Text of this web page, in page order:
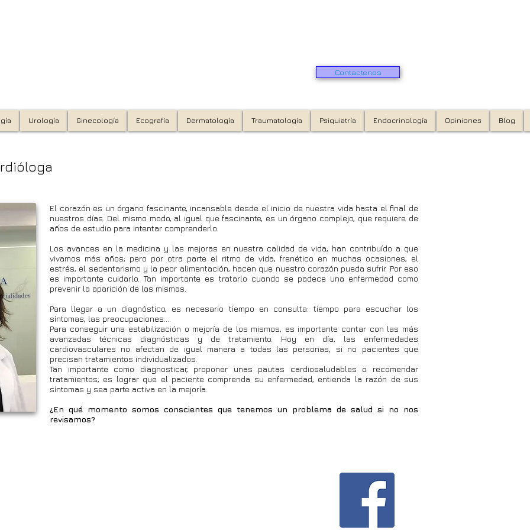
Contactenos
Urología Ginecología Ecografía Dermatología Traumatología Psiquiatría Endocrinología Opiniones Blog
Rúa Rosalía de Castro 41- bajo - 36201 VigoProxima
El corazón es un órgano fascinante, incansable desde el inicio de nuestra vida hasta el final de
nuestros días. Del mismo modo, al igual que fascinante, es un órgano complejo, que requiere de
años de estudio para intentar comprenderlo.
Los avances en la medicina y las mejoras en nuestra calidad de vida, han contribuído a que
vivamos más años; pero por otra parte el ritmo de vida, frenético en muchas ocasiones, el
estrés, el sedentarismo y la peor alimentación, hacen que nuestro corazón pueda sufrir. Por eso
es importante cuidarlo. Tan importante es tratarlo cuando se padece una enfermedad como
prevenir la aparición de las mismas.
Para llegar a un diagnóstico, es necesario tiempo en consulta: tiempo para escuchar los
síntomas, las preocupaciones….
Para conseguir una estabilización o mejoría de los mismos, es importante contar con las más
avanzadas técnicas diagnósticas y de tratamiento. Hoy en día, las enfermedades
cardiovasculares no afectan de igual manera a todas las personas, si no pacientes que
precisan tratamientos individualizados.
Tan importante como diagnosticar, proponer unas pautas cardiosaludables o recomendar
tratamientos; es lograr que el paciente comprenda su enfermedad, entienda la razón de sus
síntomas y sea parte activa en la mejoría.
¿En qué momento somos conscientes que tenemos un problema de salud si no nos
revisamos?